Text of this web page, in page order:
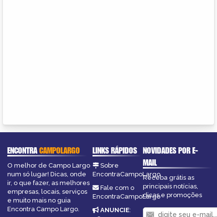
ENCONTRACAMPOLARGO
O melhor de Campo Largo
num só lugar! Dicas, onde
ir, o que fazer, as melhores
empresas, locais, serviços
e muito mais no guia
Encontra Campo Largo.
LINKS RÁPIDOS
Sobre
EncontraCampoLargo
Fale com o
EncontraCampoLargo
ANUNCIE:
NOVIDADES POR E-
MAIL
Receba grátis as
principais notícias,
dicas e promoções